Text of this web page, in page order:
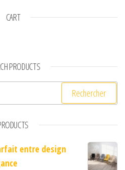
CART
PRODUCTS
entre design